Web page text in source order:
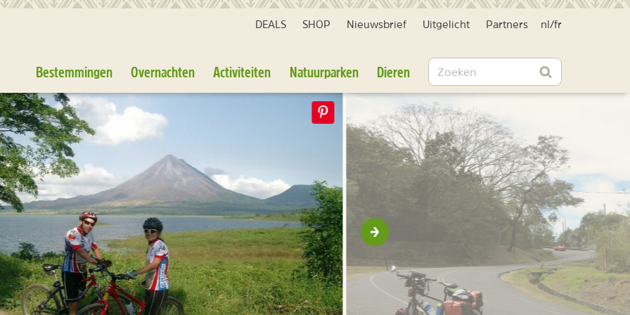
DEALS SHOP Nieuwsbrief Uitgelicht Partners nl /fr
Bestemmingen Overnachten Activiteiten Natuurparken Dieren Zoeken
Zoeken
Volgende